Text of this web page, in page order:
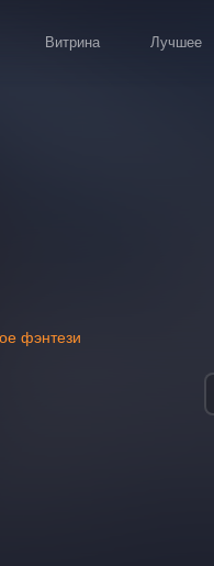
Витрина Лучшее
фэнтези